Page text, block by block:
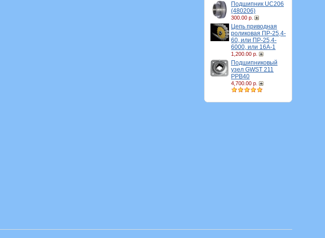
Подшипник UC206
(480206)
300.00 р.
Цепь приводная
роликовая ПР-25,4-
60, или ПР-25,4-
6000, или 16A-1
1,200.00 р.
Подшипниковый
узел GWST 211
PPB40
4,700.00 р.